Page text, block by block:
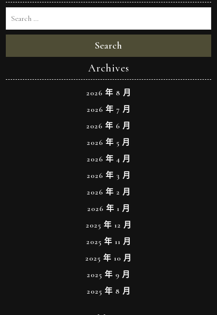
Search
Archives
2026 年 8 月
2026 年 7 月
2026 年 6 月
2026 年 5 月
2026 年 4 月
2026 年 3 月
2026 年 2 月
2026 年 1 月
2025 年 12 月
2025 年 11 月
2025 年 10 月
2025 年 9 月
2025 年 8 月